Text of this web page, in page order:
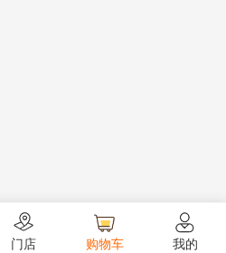
门店 购物车 我的